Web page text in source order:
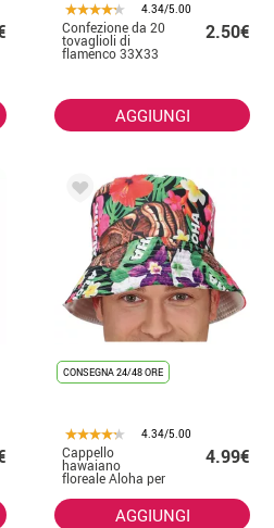
4.34/5.00
Confezione da 20
tovaglioli di
flamenco 33X33
2.50€
AGGIUNGI
CONSEGNA 24/48 ORE
4.34/5.00
Cappello
hawaiano
floreale Aloha per
4.99€
AGGIUNGI